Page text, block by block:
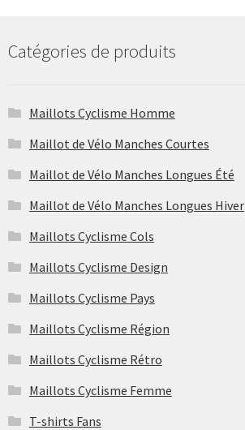
Catégories de produits
Maillots Cyclisme Homme
Maillot de Vélo Manches Courtes
Maillot de Vélo Manches Longues Été
Maillot de Vélo Manches Longues Hiver
Maillots Cyclisme Cols
Maillots Cyclisme Design
Maillots Cyclisme Pays
Maillots Cyclisme Région
Maillots Cyclisme Rétro
Maillots Cyclisme Femme
T-shirts Fans